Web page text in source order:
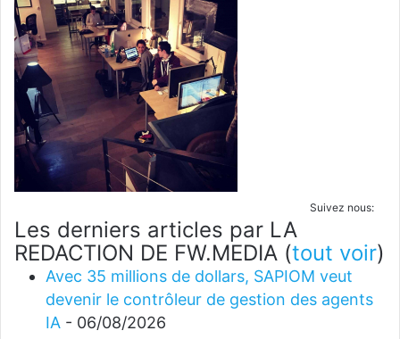
Suivez nous:
Les derniers articles par LA
REDACTION DE FW.MEDIA (tout voir)
Avec 35 millions de dollars, SAPIOM veut
devenir le contrôleur de gestion des agents
IA - 06/08/2026